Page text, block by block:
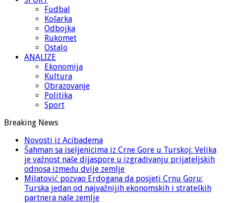
Fudbal
Košarka
Odbojka
Rukomet
Ostalo
ANALIZE
Ekonomija
Kultura
Obrazovanje
Politika
Sport
Breaking News
Novosti iz Acibadema
Šahman sa iseljenicima iz Crne Gore u Turskoj: Velika
je važnost naše dijaspore u izgrađivanju prijateljskih
odnosa između dvije zemlje
Milatović pozvao Erdogana da posjeti Crnu Goru:
Turska jedan od najvažnijih ekonomskih i strateških
partnera naše zemlje